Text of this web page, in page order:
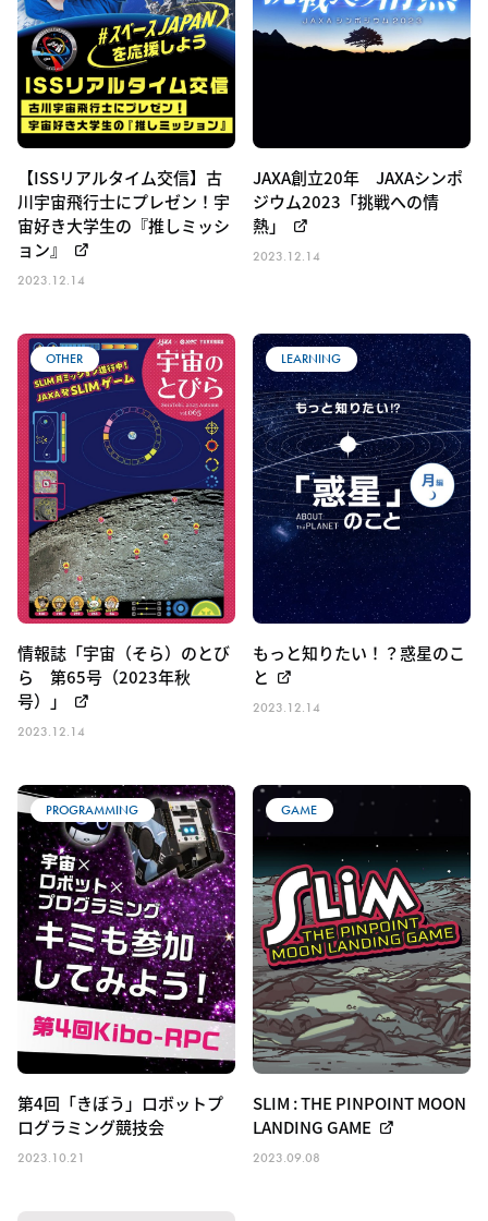
【ISSリアルタイム交信】古
川宇宙飛行士にプレゼン！宇
宙好き大学生の『推しミッシ
ョン』
2023.12.14
JAXA創立20年 JAXAシンポ
ジウム2023「挑戦への情
熱」
2023.12.14
OTHER
情報誌「宇宙（そら）のとび
ら 第65号（2023年秋
号）」
2023.12.14
LEARNING
もっと知りたい！？惑星のこ
と
2023.12.14
PROGRAMMING
第4回「きぼう」ロボットプ
ログラミング競技会
2023.10.21
GAME
SLIM : THE PINPOINT MOON
LANDING GAME
2023.09.08